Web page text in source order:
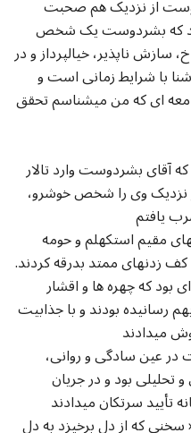
از نزدیک هم صحبت
بود که بشردوست یک شخص
سازش ناپذیر، خیالپرداز و در
با شرایط زمانی است و
ای که من میشناسم تحقق
آقای بشردوست وارد تالار
نزدیک وی را شخص خوشرو،
یافتم
مقیم استکهلم و حومه
زدنهای ممتد بدرقه کردند.
بود که چهره ها و اقشار
رسانیده بودند و با جذابیت
میدادند
عین سادگی و روانی،
بود و در جریان
سرتکان میدادند
که از دل برخیزد به دل